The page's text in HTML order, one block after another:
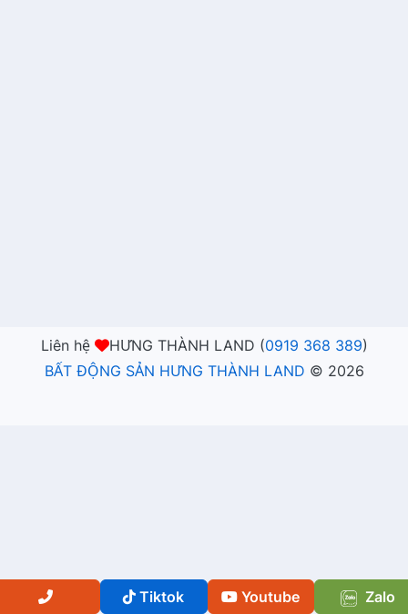
Liên hệ HƯNG THÀNH LAND (0919 368 389)
BẤT ĐỘNG SẢN HƯNG THÀNH LAND © 2026
Tiktok Youtube Zalo